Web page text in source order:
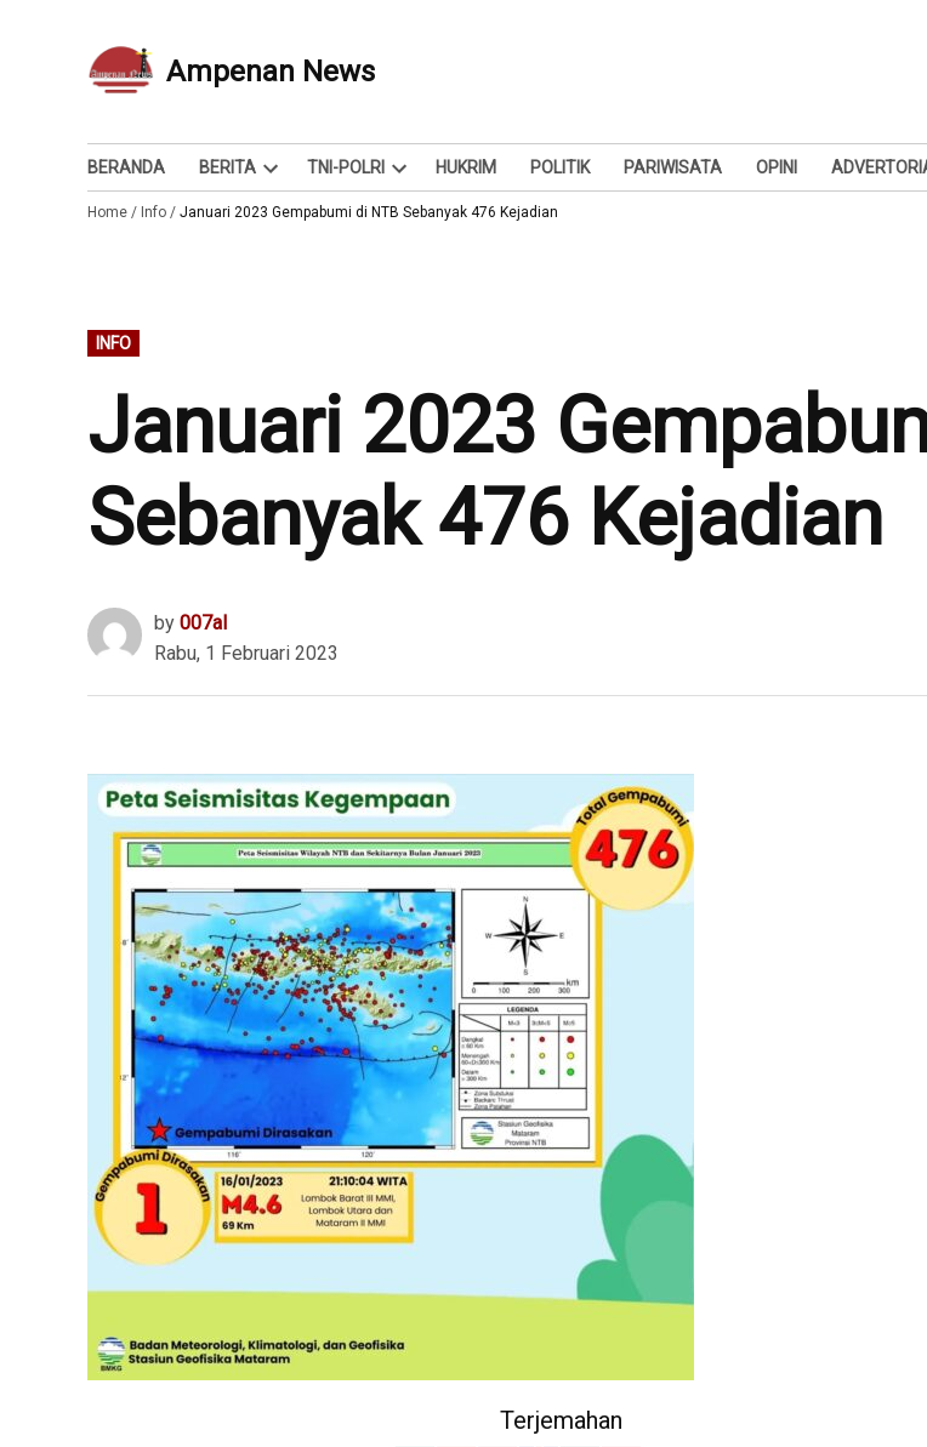
Ampenan News
Berita dan Info
BERANDA BERITA
Open
dropdown
TNI-POLRI
Open
dropdown
HUKRIM POLITIK PARIWISATA OPINI
Home / Info / Januari 2023 Gempabumi di NTB Sebanyak 476 Kejadian
POSTED
IN
INFO
Januari 2023
Sebanyak 476 Kejadian
by 007al
Rabu, 1 Februari 2023
Terjemahan